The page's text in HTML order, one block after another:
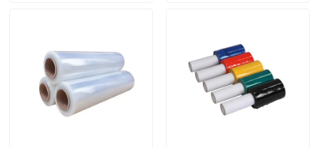
Aktualności
Sprawy